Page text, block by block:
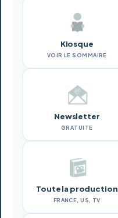
Kiosque
VOIR LE SOMMAIRE
Newsletter
GRATUITE
Toute la production
FRANCE, US, TV